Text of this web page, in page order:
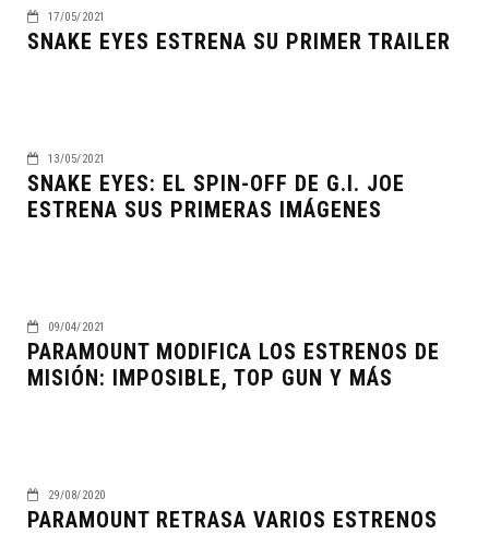
17/05/2021
SNAKE EYES ESTRENA SU PRIMER TRAILER
13/05/2021
SNAKE EYES: EL SPIN-OFF DE G.I. JOE
ESTRENA SUS PRIMERAS IMÁGENES
09/04/2021
PARAMOUNT MODIFICA LOS ESTRENOS DE
MISIÓN: IMPOSIBLE, TOP GUN Y MÁS
29/08/2020
PARAMOUNT RETRASA VARIOS ESTRENOS